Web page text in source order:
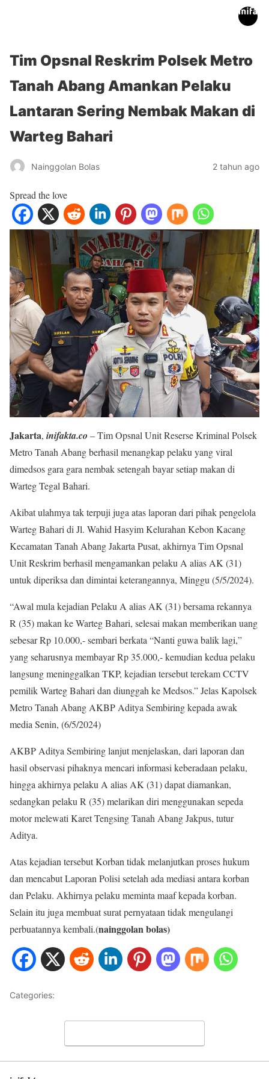
Tim Opsnal Reskrim Polsek Metro
Tanah Abang Amankan Pelaku
Lantaran Sering Nembak Makan di
Warteg Bahari
Nainggolan Bolas 2 tahun ago
Spread the love
Jakarta, inifakta.co – Tim Opsnal Unit Reserse Kriminal Polsek
Metro Tanah Abang berhasil menangkap pelaku yang viral
dimedsos gara gara nembak setengah bayar setiap makan di
Warteg Tegal Bahari.
Akibat ulahmya tak terpuji juga atas laporan dari pihak pengelola
Warteg Bahari di Jl. Wahid Hasyim Kelurahan Kebon Kacang
Kecamatan Tanah Abang Jakarta Pusat, akhirnya Tim Opsnal
Unit Reskrim berhasil mengamankan pelaku A alias AK (31)
untuk diperiksa dan dimintai keterangannya, Minggu (5/5/2024).
“Awal mula kejadian Pelaku A alias AK (31) bersama rekannya
R (35) makan ke Warteg Bahari, selesai makan memberikan uang
sebesar Rp 10.000,- sembari berkata “Nanti guwa balik lagi,”
yang seharusnya membayar Rp 35.000,- kemudian kedua pelaku
langsung meninggalkan TKP, kejadian tersebut terekam CCTV
pemilik Warteg Bahari dan diunggah ke Medsos.” Jelas Kapolsek
Metro Tanah Abang AKBP Aditya Sembiring kepada awak
media Senin, (6/5/2024)
AKBP Aditya Sembiring lanjut menjelaskan, dari laporan dan
hasil observasi pihaknya mencari informasi keberadaan pelaku,
hingga akhirnya pelaku A alias AK (31) dapat diamankan,
sedangkan pelaku R (35) melarikan diri menggunakan sepeda
motor melewati Karet Tengsing Tanah Abang Jakpus, tutur
Aditya.
Atas kejadian tersebut Korban tidak melanjutkan proses hukum
dan mencabut Laporan Polisi setelah ada mediasi antara korban
dan Pelaku. Akhirnya pelaku meminta maaf kepada korban.
Selain itu juga membuat surat pernyataan tidak mengulangi
perbuatannya kembali.(nainggolan bolas)
Categories: